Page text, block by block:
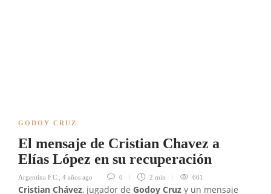
GODOY CRUZ
El mensaje de Cristian Chavez a
Elías López en su recuperación
Argentina F.C. 4 años ago 0 2 min 661
Cristian Chávez, jugador de Godoy Cruz y un mensaje